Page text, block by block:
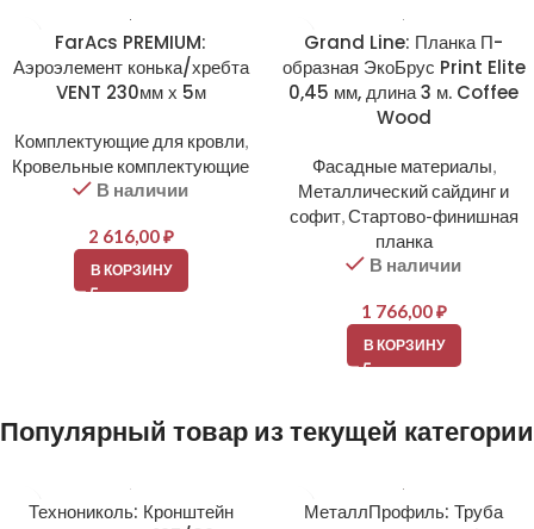
FarAcs PREMIUM:
Аэроэлемент конька/хребта
VENT 230мм х 5м
Комплектующие для кровли,
Кровельные комплектующие
В наличии
2 616,00₽
В КОРЗИНУ
Grand Line: Планка П-
образная ЭкоБрус Print Elite
0,45 мм, длина 3 м. Coffee
Wood
Фасадные материалы,
Металлический сайдинг и
софит,Стартово-финишная
планка
В наличии
1 766,00₽
В КОРЗИНУ
Популярный товар из текущей категории
Технониколь: Кронштейн
МеталлПрофиль: Труба